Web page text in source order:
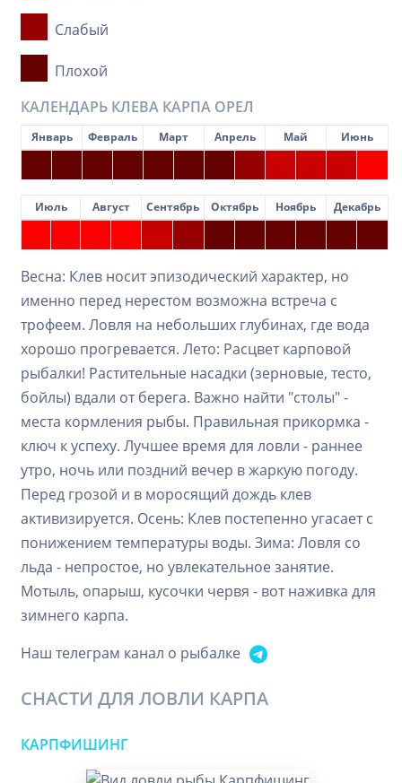
Слабый
Плохой
КАЛЕНДАРЬ КЛЕВА КАРПА ОРЕЛ
Январь Февраль Март Апрель Май Июнь
Июль Август Сентябрь Октябрь Ноябрь Декабрь
Весна: Клев носит эпизодический характер, но
именно перед нерестом возможна встреча с
трофеем. Ловля на небольших глубинах, где вода
хорошо прогревается. Лето: Расцвет карповой
рыбалки! Растительные насадки (зерновые, тесто,
бойлы) вдали от берега. Важно найти "столы" -
места кормления рыбы. Правильная прикормка -
ключ к успеху. Лучшее время для ловли - раннее
утро, ночь или поздний вечер в жаркую погоду.
Перед грозой и в моросящий дождь клев
активизируется. Осень: Клев постепенно угасает с
понижением температуры воды. Зима: Ловля со
льда - непростое, но увлекательное занятие.
Мотыль, опарыш, кусочки червя - вот наживка для
зимнего карпа.
Наш телеграм канал о рыбалке
СНАСТИ ДЛЯ ЛОВЛИ КАРПА
КАРПФИШИНГ